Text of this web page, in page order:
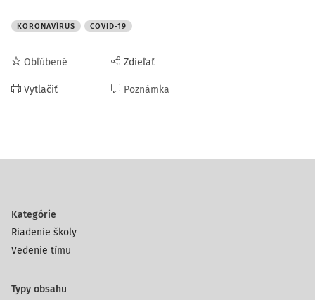
KORONAVÍRUS COVID-19
Obľúbené
Vytlačiť
Zdieľať
Poznámka
Kategórie
Riadenie školy
Vedenie tímu
Typy obsahu